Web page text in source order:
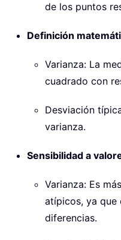
de los puntos
Definición
Varianza: La
cuadrado con
Desviación
varianza.
Sensibilidad a
Varianza: Es
atípicos, ya que
diferencias.